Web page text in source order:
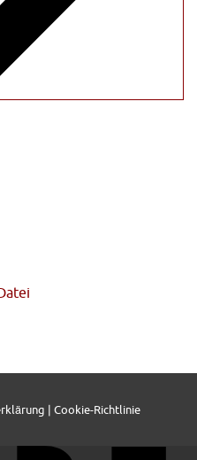
| Cookie-Richtlinie